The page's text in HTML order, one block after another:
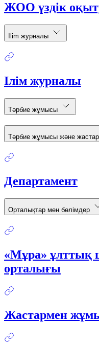
ЖОО үздік
Ilim журналы
Ілім журналы
Тәрбие жұмысы
Тәрбие жұмысы және
Департамент
Орталықтар мен бөлімдер
«Мұра»
орталығы
Жастармен